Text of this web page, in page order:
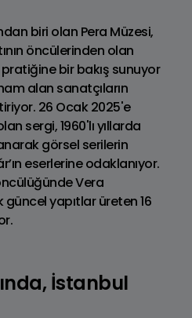
biri olan Pera Müzesi,
öncülerinden olan
pratiğine bir bakış sunuyor
alan sanatçıların
26 Ocak 2025'e
sergi, 1960'lı yıllarda
görsel serilerin
eserlerine odaklanıyor.
Vera
yapıtlar üreten 16
İstanbul